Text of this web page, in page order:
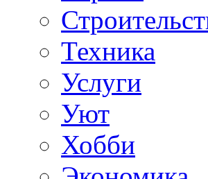
Техника
Услуги
Уют
Хобби